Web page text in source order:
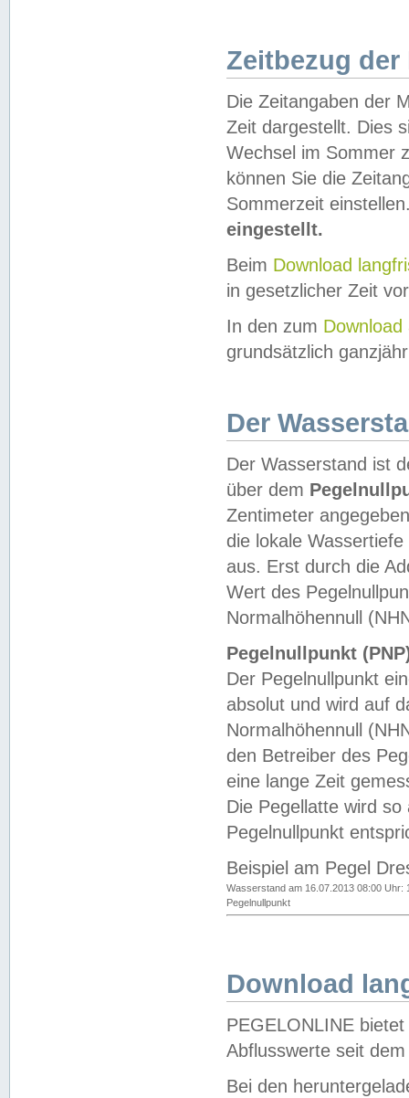
Zeitbezug der
Die Zeitangaben der
Zeit dargestellt. Dies
Wechsel im Sommer
können Sie die
Sommerzeit
eingestellt.
Beim Download
in gesetzlicher Zeit
In den zum Download
grundsätzlich
Der
Der Wasserstand ist
über dem
Zentimeter
die lokale
aus. Erst durch die
Wert des
Normalhöhennull
Pegelnullpunkt
Der Pegelnullpunkt
absolut und wird auf
Normalhöhennull
den Betreiber des
eine lange Zeit
Die Pegellatte wird
Pegelnullpunkt
Beispiel am Pegel
Wasserstand am 16.07.2013 08:00 Uhr:
Pegelnullpunkt
Download
PEGELONLINE
Abflusswerte seit
Bei den